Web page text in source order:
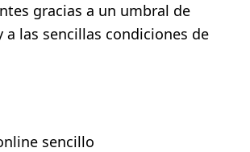
gracias a un umbral de
a las sencillas condiciones de
sencillo